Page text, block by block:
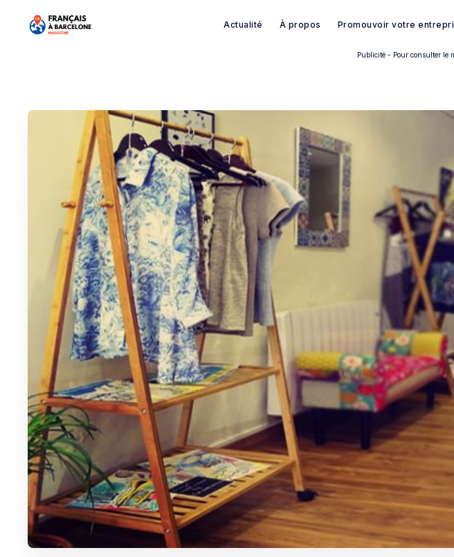
Actualité À propos Promouvoir votre
Publicité - Pour consulter le